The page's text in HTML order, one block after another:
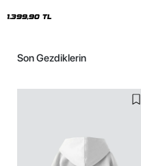
Hoodie
1.399,90 TL
Son Gezdiklerin